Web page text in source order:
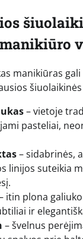
manikiūras
– vietoje
pasteliai,
– sidabrinės,
linijos suteikia
itin plona
ir
– švelnus